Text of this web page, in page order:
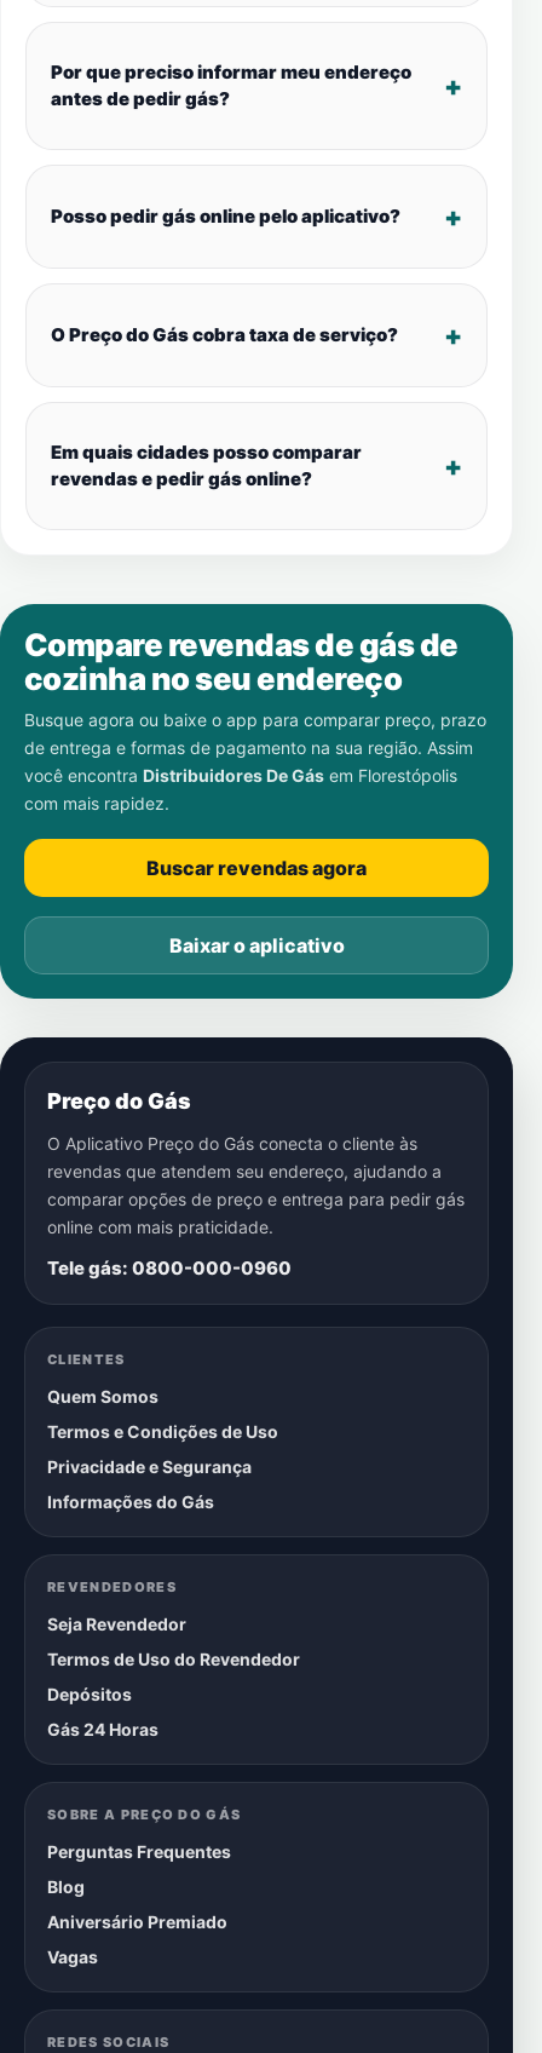
Por que preciso informar meu endereço
antes de pedir gás?
Posso pedir gás online pelo aplicativo?
O Preço do Gás cobra taxa de serviço?
Em quais cidades posso comparar
revendas e pedir gás online?
Compare revendas de gás de
cozinha no seu endereço
Busque agora ou baixe o app para comparar preço, prazo
de entrega e formas de pagamento na sua região. Assim
você encontra Distribuidores De Gás em Florestópolis
com mais rapidez.
Buscar revendas agora
Baixar o aplicativo
Preço do Gás
O Aplicativo Preço do Gás conecta o cliente às
revendas que atendem seu endereço, ajudando a
comparar opções de preço e entrega para pedir gás
online com mais praticidade.
Tele gás: 0800-000-0960
CLIENTES
Quem Somos
Termos e Condições de Uso
Privacidade e Segurança
Informações do Gás
REVENDEDORES
Seja Revendedor
Termos de Uso do Revendedor
Depósitos
Gás 24 Horas
SOBRE A PREÇO DO GÁS
Perguntas Frequentes
Blog
Aniversário Premiado
Vagas
REDES SOCIAIS